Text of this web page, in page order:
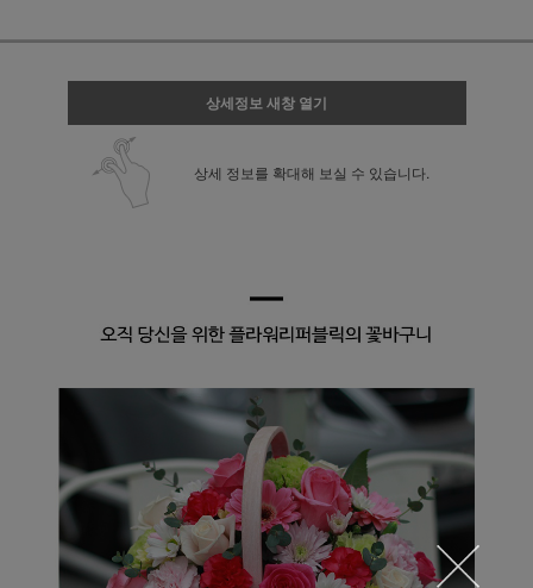
상세정보 새창 열기
상세 정보를 확대해 보실 수 있습니다.